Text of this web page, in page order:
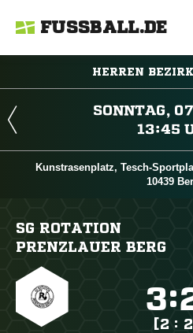
FUSSBALL.DE
HERREN


Kunstrasenplatz, Tesch-
10439
SG ROTATION
PRENZLAUER BERG
:
[2 :